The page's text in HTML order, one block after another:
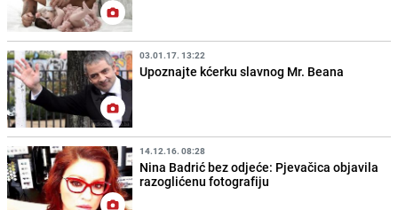
03.01.17. 13:22
Upoznajte kćerku slavnog Mr. Beana
14.12.16. 08:28
Nina Badrić bez odjeće: Pjevačica objavila
razoglićenu fotografiju